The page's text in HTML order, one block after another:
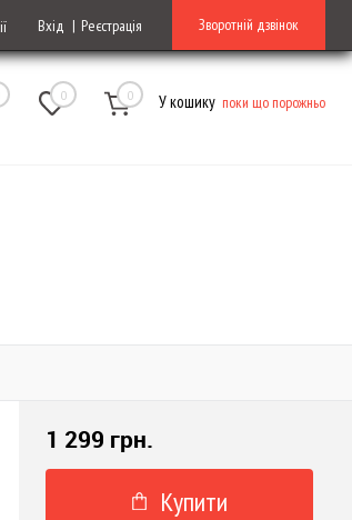
Вхід Реєстрація Зворотній дзвінок
0 0 У кошику поки що порожньо
1 299 грн.
Купити